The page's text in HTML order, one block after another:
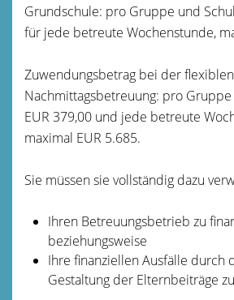
Grundschule: pro Gruppe und
für jede betreute Wochenstunde,
Zuwendungsbetrag bei der flexiblen
Nachmittagsbetreuung: pro
EUR 379,00 und jede betreute
maximal EUR 5.685.
Sie müssen sie vollständig dazu
Ihren Betreuungsbetrieb zu
beziehungsweise
Ihre finanziellen Ausfälle durch
Gestaltung der Elternbeiträge